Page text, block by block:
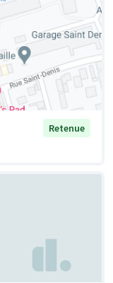
Retenue